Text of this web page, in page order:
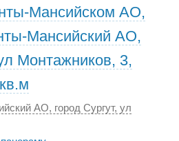
Мансийском АО,
Мансийский АО,
Монтажников, 3,
АО, город Сургут, ул